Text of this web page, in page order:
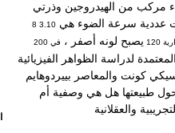
مركب من الهيدروجين وذرتي
عددية سرعة الضوء هي
120 يصبح لونه أصفر ، في 200
لدراسة الظواهر الفيزيائية
طبيعتها هل هي وصفية أم